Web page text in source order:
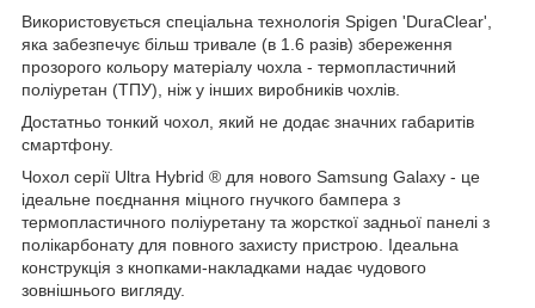
Використовується спеціальна технологія Spigen 'DuraClear',
яка забезпечує більш тривале (в 1.6 разів) збереження
прозорого кольору матеріалу чохла - термопластичний
поліуретан (ТПУ), ніж у інших виробників чохлів.
Достатньо тонкий чохол, який не додає значних габаритів
смартфону.
Чохол серії Ultra Hybrid ® для нового Samsung Galaxy - це
ідеальне поєднання міцного гнучкого бампера з
термопластичного поліуретану та жорсткої задньої панелі з
полікарбонату для повного захисту пристрою. Ідеальна
конструкція з кнопками-накладками надає чудового
зовнішнього вигляду.